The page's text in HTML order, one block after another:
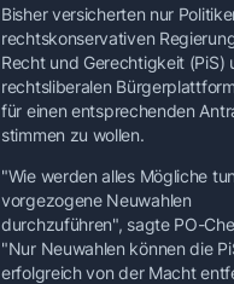
Bisher versicherten nur
rechtskonservativen
Recht und Gerechtigkeit (PiS)
rechtsliberalen
für einen entsprechenden
stimmen zu wollen.
"Wie werden alles Mögliche
vorgezogene Neuwahlen
durchzuführen", sagte PO-
"Nur Neuwahlen können die
erfolgreich von der Macht